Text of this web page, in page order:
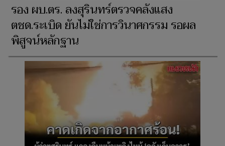
รอง ผบ.ตร. ลงสุรินทร์ตรวจคลังแสง
ตชด.ระเบิด ยันไม่ใช่การวินาศกรรม รอผล
พิสูจน์หลักฐาน